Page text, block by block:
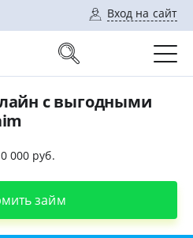
Вход на сайт
с выгодными
000 руб.
займ